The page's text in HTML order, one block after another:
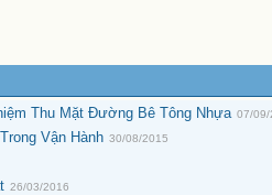
Thu Mặt Đường Bê Tông Nhựa 07/09/
Vận Hành 30/08/2015
26/03/2016